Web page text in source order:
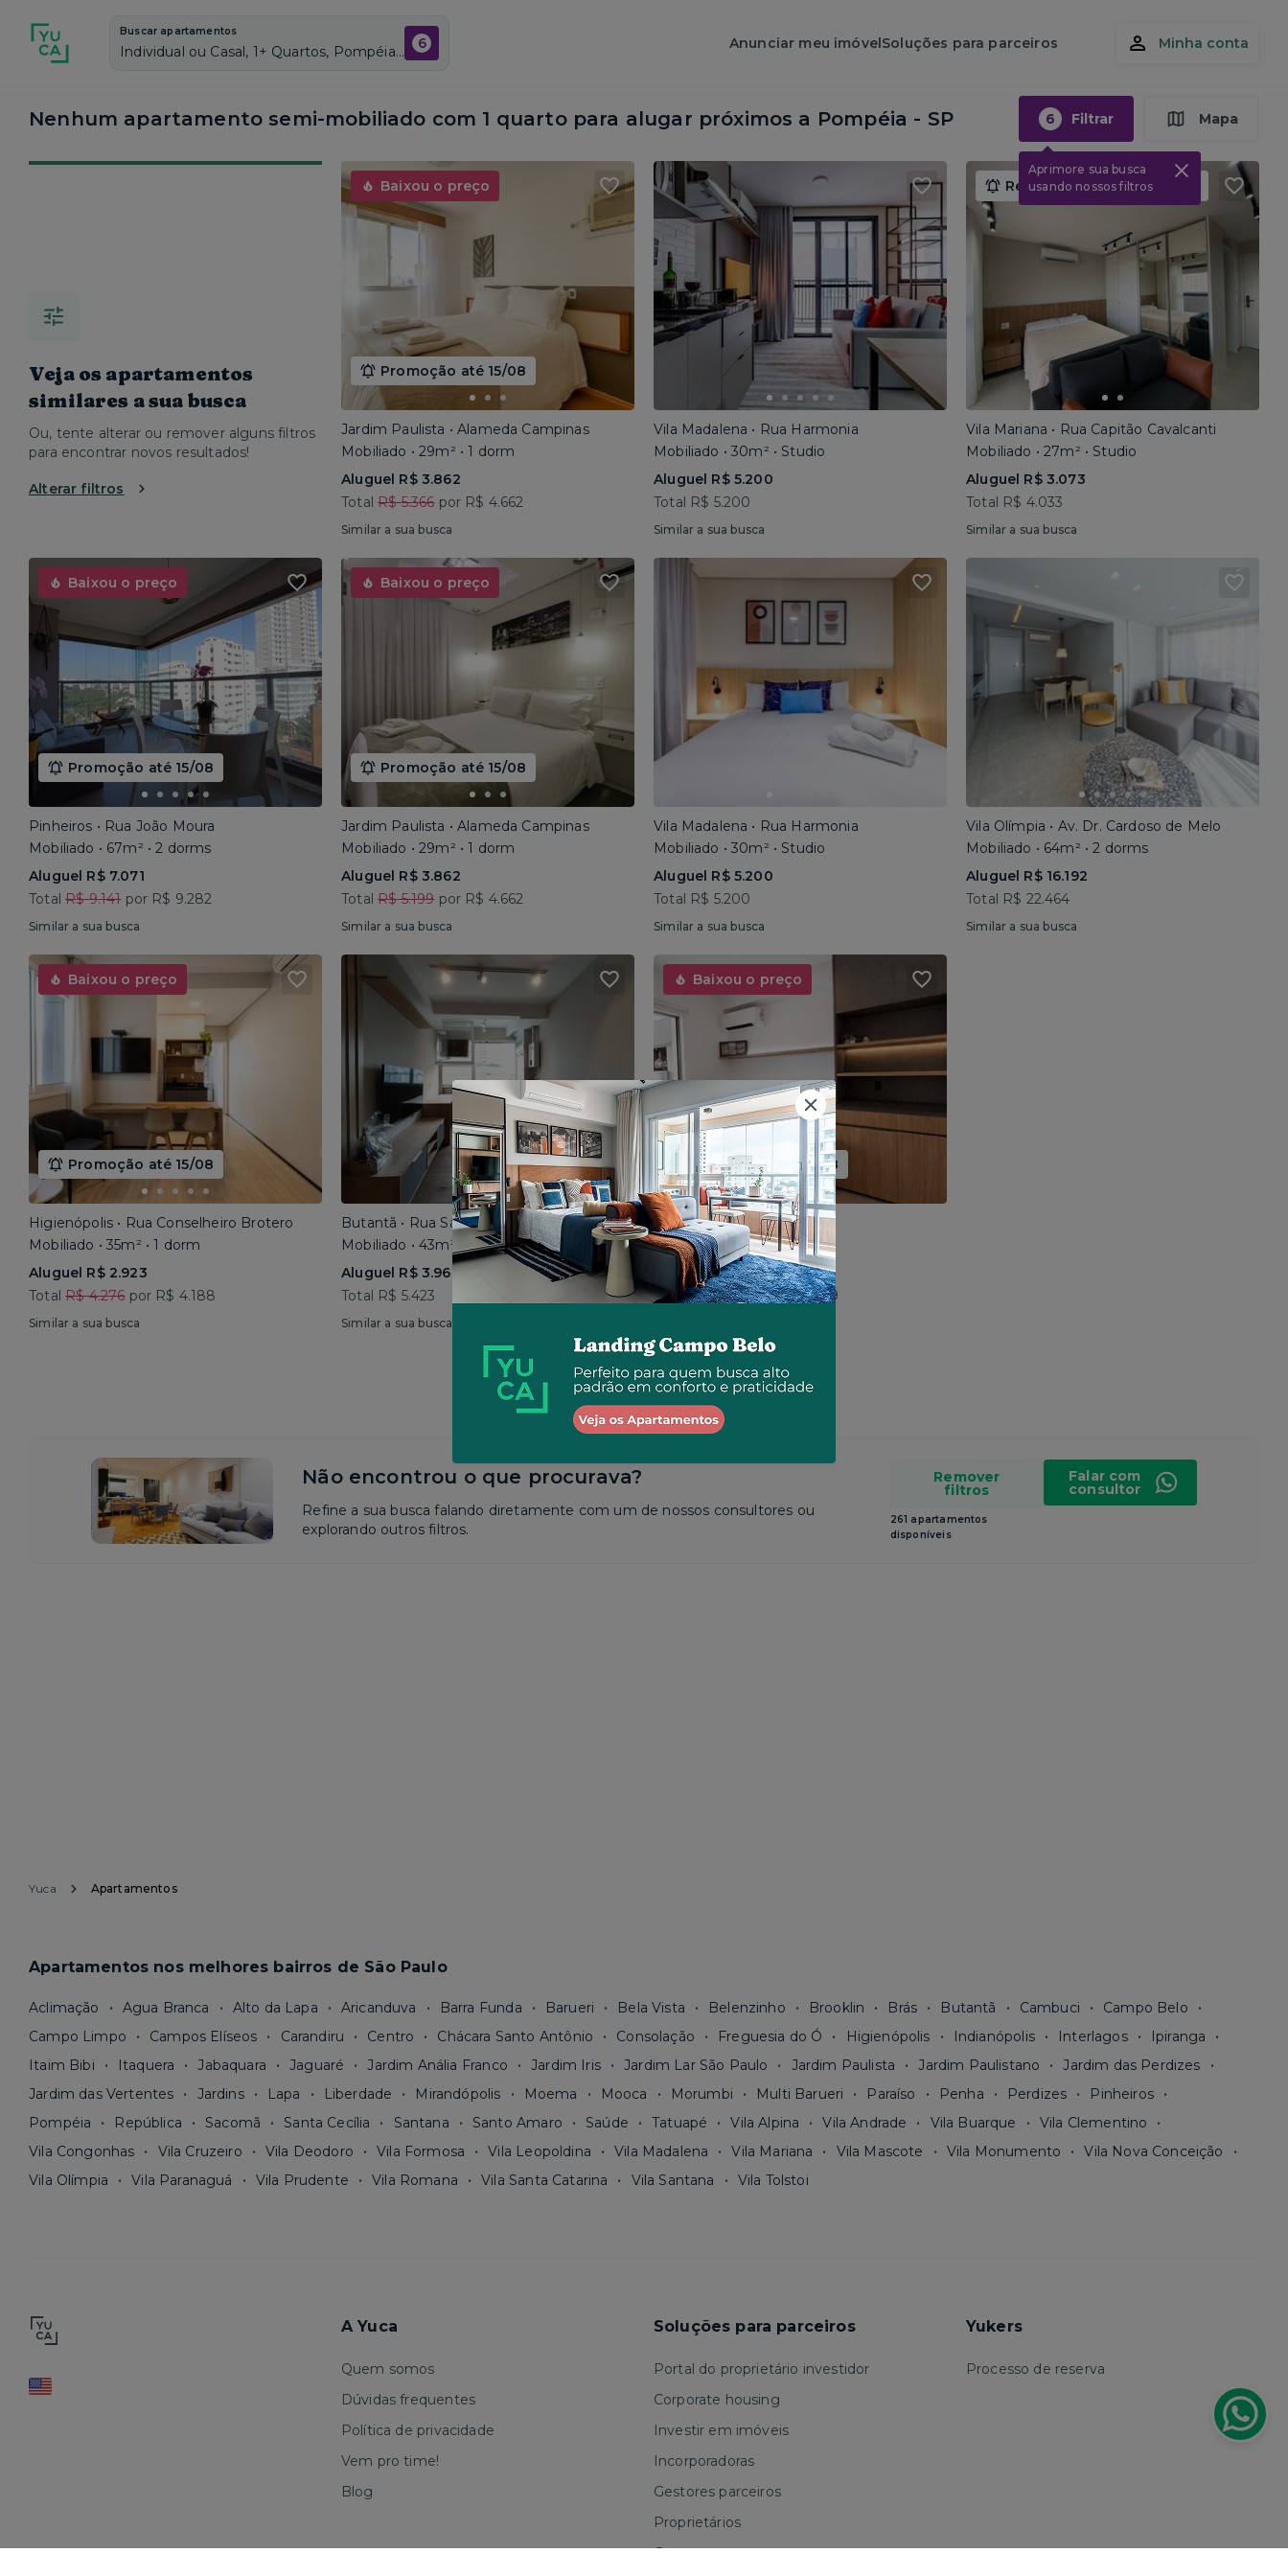
Buscar apartamentos
Individual ou Casal, 1+ Quartos, Pompéia, Vagas de garagem: Sim, Semi mobiliado, Piscina 6 Anunciar meu imóvelSoluções para parceiros Minha conta
Nenhum apartamento semi-mobiliado com 1 quarto para alugar próximos a Pompéia - SP 6 Filtrar
Aprimore sua busca
usando nossos filtros
Mapa
Veja os apartamentos
similares a sua busca
Ou, tente alterar ou remover alguns filtros
para encontrar novos resultados!
Alterar filtros
Baixou o preço
Promoção até 15/08
Jardim Paulista • Alameda Campinas
Mobiliado • 29m² • 1 dorm
Aluguel R$ 3.862
TotalR$ 5.366por R$ 4.662
Similar a sua busca
Vila Madalena • Rua Harmonia
Mobiliado • 30m² • Studio
Aluguel R$ 5.200
Total R$ 5.200
Similar a sua busca
Renda máxima obrigatória
Vila Mariana • Rua Capitão Cavalcanti
Mobiliado • 27m² • Studio
Aluguel R$ 3.073
Total R$ 4.033
Similar a sua busca
Baixou o preço
Promoção até 15/08
Pinheiros • Rua João Moura
Mobiliado • 67m² • 2 dorms
Aluguel R$ 7.071
TotalR$ 9.141por R$ 9.282
Similar a sua busca
Baixou o preço
Promoção até 15/08
Jardim Paulista • Alameda Campinas
Mobiliado • 29m² • 1 dorm
Aluguel R$ 3.862
TotalR$ 5.199por R$ 4.662
Similar a sua busca
Vila Madalena • Rua Harmonia
Mobiliado • 30m² • Studio
Aluguel R$ 5.200
Total R$ 5.200
Similar a sua busca
Vila Olímpia • Av. Dr. Cardoso de Melo
Mobiliado • 64m² • 2 dorms
Aluguel R$ 16.192
Total R$ 22.464
Similar a sua busca
Baixou o preço
Promoção até 15/08
Higienópolis • Rua Conselheiro Brotero
Mobiliado • 35m² • 1 dorm
Aluguel R$ 2.923
TotalR$ 4.276por R$ 4.188
Similar a sua busca
Butantã • Rua Sapetuba
Mobiliado • 43m² • 2 dorms
Aluguel R$ 3.966
Total R$ 5.423
Similar a sua busca
Baixou o preço
Promoção até 15/08
Aclimação • Rua Topázio
Mobiliado • 33m² • Studio
Aluguel R$ 2.099
TotalR$ 4.590por R$ 3.719
Não encontrou o que procurava?
Refine a sua busca falando diretamente com um de nossos consultores ou
explorando outros filtros.
Remover
filtros
261 apartamentos
disponíveis
Falar com
consultor
Yuca Apartamentos
Apartamentos nos melhores bairros de São Paulo
Aclimação Agua Branca Alto da Lapa Aricanduva Barra Funda Barueri Bela Vista Belenzinho Brooklin Brás Butantã Cambuci
Campo Belo
Campo Limpo
Campos Elíseos Carandiru Centro Chácara Santo Antônio Consolação Freguesia do Ó Higienópolis Indianópolis Interlagos
Ipiranga
Itaim Bibi
Itaquera Jabaquara Jaguaré Jardim Anália Franco Jardim Iris Jardim Lar São Paulo Jardim Paulista Jardim Paulistano
Jardim das Perdizes
Jardim das Vertentes
Jardins Lapa Liberdade Mirandópolis Moema Mooca Morumbi Multi Barueri Paraíso Penha Perdizes
Pinheiros
Pompéia
República Sacomã Santa Cecília Santana Santo Amaro Saúde Tatuapé Vila Alpina Vila Andrade Vila Buarque
Vila Clementino
Vila Congonhas
Vila Cruzeiro Vila Deodoro Vila Formosa Vila Leopoldina Vila Madalena Vila Mariana Vila Mascote Vila Monumento
Vila Nova Conceição
Vila Olímpia
Vila Paranaguá Vila Prudente Vila Romana Vila Santa Catarina Vila Santana Vila Tolstoi
A Yuca
Quem somos
Dúvidas frequentes
Política de privacidade
Vem pro time!
Blog
Soluções para parceiros
Portal do proprietário investidor
Corporate housing
Investir em imóveis
Incorporadoras
Gestores parceiros
Proprietários
Corretores
Yukers
Processo de reserva